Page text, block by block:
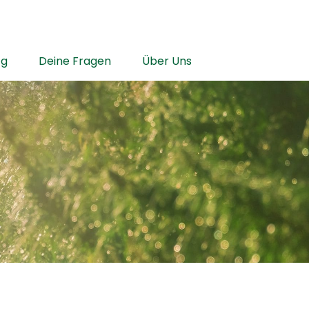
Deine Fragen Über Uns